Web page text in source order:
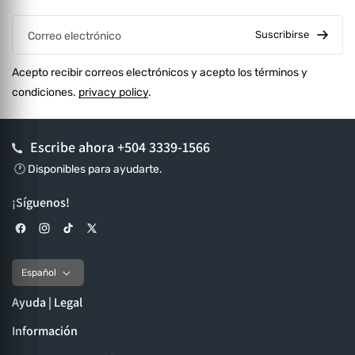
Correo electrónico Suscribirse
Acepto recibir correos electrónicos y acepto los términos y
condiciones. privacy policy.
Escribe ahora +504 3339-1566
🕐 Disponibles para ayudarte.
¡Síguenos!
Español
Ayuda | Legal
Información